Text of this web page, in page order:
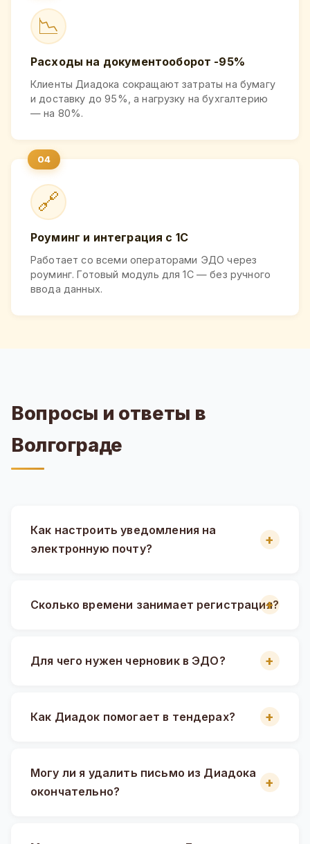
📉
Расходы на документооборот -95%
Клиенты Диадока сокращают затраты на бумагу
и доставку до 95%, а нагрузку на бухгалтерию
— на 80%.
🔗
Роуминг и интеграция с 1С
Работает со всеми операторами ЭДО через
роуминг. Готовый модуль для 1С — без ручного
ввода данных.
Вопросы и ответы в
Волгограде
Как настроить уведомления на
электронную почту?
Сколько времени занимает регистрация?
Для чего нужен черновик в ЭДО?
Как Диадок помогает в тендерах?
Могу ли я удалить письмо из Диадока
окончательно?